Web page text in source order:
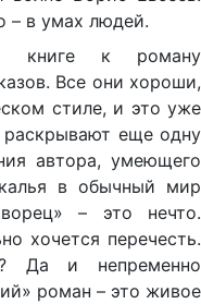
– в умах людей.
к роману
Все они хороши,
стиле, и это уже
еще одну
автора, умеющего
в обычный мир
– это нечто.
хочется перечесть.
Да и непременно
роман – это живое